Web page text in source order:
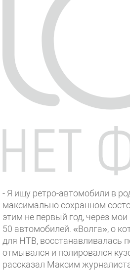
- Я ищу ретро-автомобили в
максимально сохранном
этим не первый год, через
50 автомобилей. «Волга», о
для НТВ, восстанавливалась
отмывался и полировался
рассказал Максим